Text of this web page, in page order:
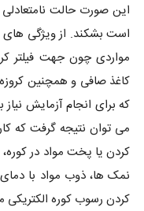
این صورت حالت
است بشکند. از ویژگی های
مواردی چون جهت فیلتر
کاغذ صافی و همچنین
که برای انجام آزمایش
می توان نتیجه گرفت که
کردن یا پخت مواد در کوره،
نمک‌ ها، ذوب مواد با
کردن رسوب کوره الکتریکی